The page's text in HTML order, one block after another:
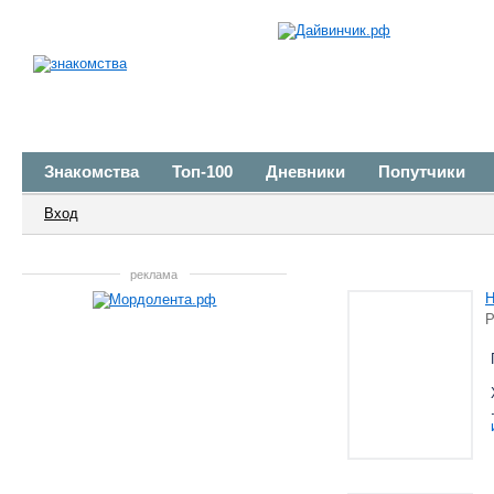
Знакомства Топ-100 Дневники Попутчики
Вход
реклама